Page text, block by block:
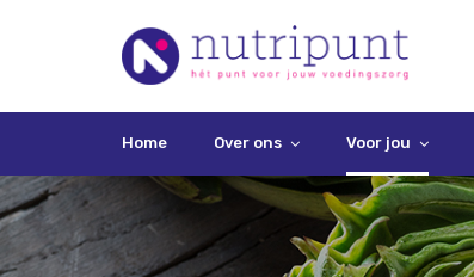
Home Over ons Voor jou